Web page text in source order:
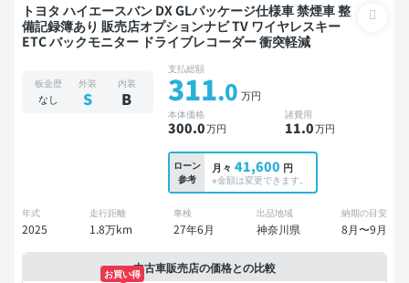
トヨタ ハイエースバン DX GLパッケージ仕様車 禁煙車 整
備記録簿あり 販売店オプションナビ TV ワイヤレスキー
ETC バックモニター ドライブレコーダー 衝突軽減
板金歴
なし
外装
S
内装
B
支払総額
311.0 万円
本体価格
300.0万円
諸費用
11.0万円
ローン
参考
月々 41,600 円
※金額は変更できます。
年式
2025
走行距離
1.8万km
車検
27年6月
出品地域
神奈川県
納期の目安
8月〜9月
中古車販売店の価格との比較
お買い得